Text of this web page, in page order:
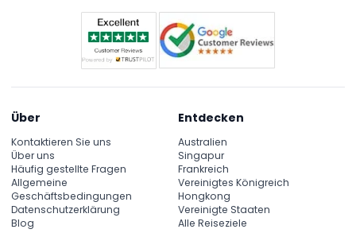
Über
Kontaktieren Sie uns
Über uns
Häufig gestellte Fragen
Allgemeine
Geschäftsbedingungen
Datenschutzerklärung
Blog
Entdecken
Australien
Singapur
Frankreich
Vereinigtes Königreich
Hongkong
Vereinigte Staaten
Alle Reiseziele